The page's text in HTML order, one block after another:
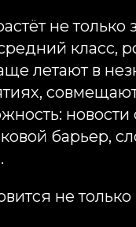
не только
класс,
летают в
барьер,
не